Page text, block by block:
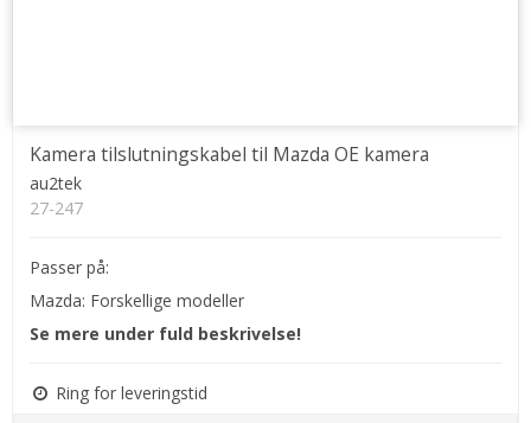
Kamera tilslutningskabel til Mazda OE kamera
au2tek
27-247
Passer på:
Mazda: Forskellige modeller
Se mere under fuld beskrivelse!
Ring for leveringstid